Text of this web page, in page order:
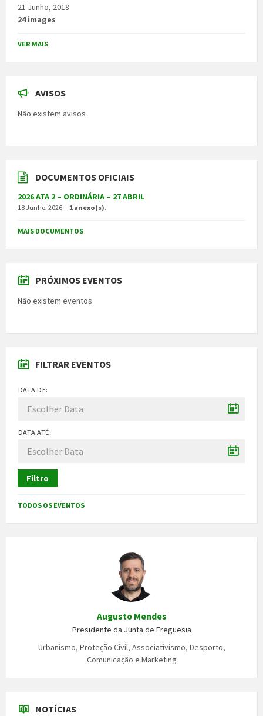
21 Junho, 2018
24 images
VER MAIS
AVISOS
Não existem avisos
DOCUMENTOS OFICIAIS
2026 ATA 2 – ORDINÁRIA – 27 ABRIL
18 Junho, 2026 1 anexo(s).
MAIS DOCUMENTOS
PRÓXIMOS EVENTOS
Não existem eventos
FILTRAR EVENTOS
DATA DE:
DATA ATÉ:
Filtro
TODOS OS EVENTOS
Augusto Mendes
Presidente da Junta de Freguesia
Urbanismo, Proteção Civil, Associativismo, Desporto,
Comunicação e Marketing
NOTÍCIAS